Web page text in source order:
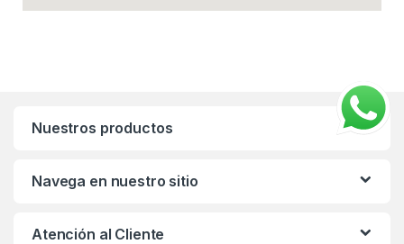
Nuestros productos
Navega en nuestro sitio
Atención al Cliente